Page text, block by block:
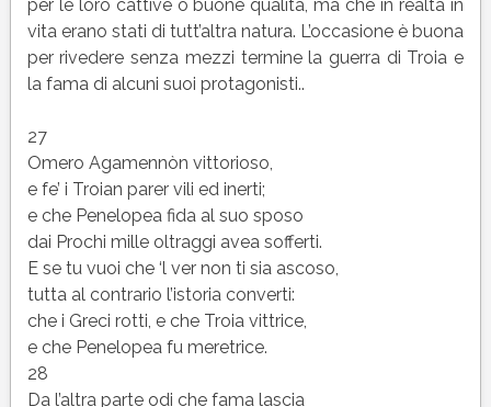
per le loro cattive o buone qualità, ma che in realtà in
vita erano stati di tutt’altra natura. L’occasione è buona
per rivedere senza mezzi termine la guerra di Troia e
la fama di alcuni suoi protagonisti..
27
Omero Agamennòn vittorioso,
e fe’ i Troian parer vili ed inerti;
e che Penelopea fida al suo sposo
dai Prochi mille oltraggi avea sofferti.
E se tu vuoi che ‘l ver non ti sia ascoso,
tutta al contrario l’istoria converti:
che i Greci rotti, e che Troia vittrice,
e che Penelopea fu meretrice.
28
Da l’altra parte odi che fama lascia